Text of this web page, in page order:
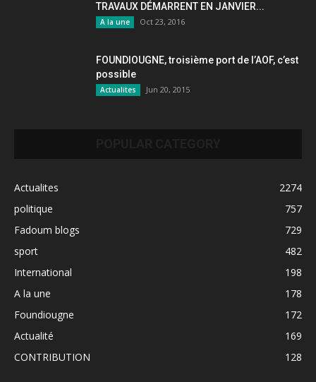
TRAVAUX DÉMARRENT EN JANVIER...
A la une Oct 23, 2016
FOUNDIOUGNE, troisième port de l’AOF, c’est
possible
Actualites Jun 20, 2015
Actualites
2274
politique
757
Fadoum blogs
729
sport
482
International
198
A la une
178
Foundiougne
172
Actualité
169
CONTRIBUTION
128